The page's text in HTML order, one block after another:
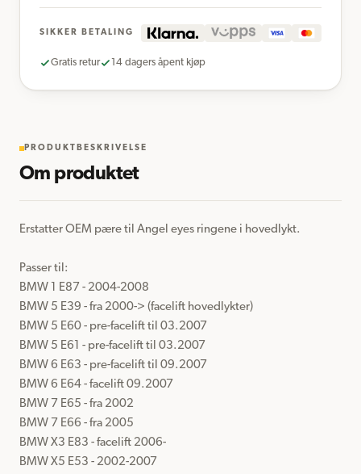
SIKKER BETALING
Gratis retur 14 dagers åpent kjøp
PRODUKTBESKRIVELSE
Om produktet
Erstatter OEM pære til Angel eyes ringene i hovedlykt.
Passer til:
BMW 1 E87 - 2004-2008
BMW 5 E39 - fra 2000-> (facelift hovedlykter)
BMW 5 E60 - pre-facelift til 03.2007
BMW 5 E61 - pre-facelift til 03.2007
BMW 6 E63 - pre-facelift til 09.2007
BMW 6 E64 - facelift 09.2007
BMW 7 E65 - fra 2002
BMW 7 E66 - fra 2005
BMW X3 E83 - facelift 2006-
BMW X5 E53 - 2002-2007